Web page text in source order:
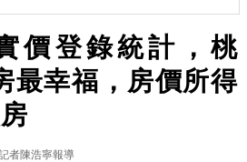
價登錄統計，桃
最幸福，房價所得
者陳浩寧報導